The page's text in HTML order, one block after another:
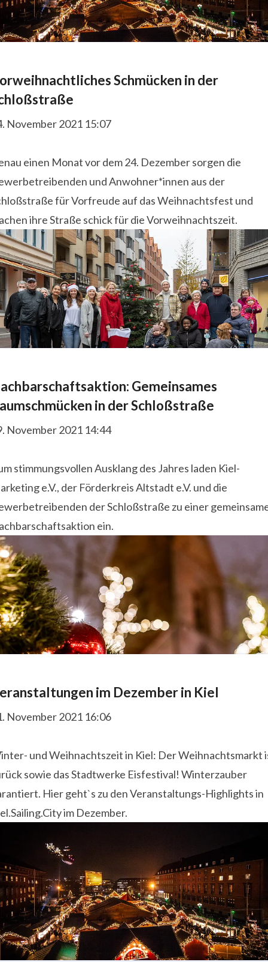
Schmücken in der
November 2021 15:07
einen Monat vor dem 24. Dezember sorgen die
und Anwohner*innen aus der
für Vorfreude auf das Weihnachtsfest und
ihre Straße schick für die Vorweihnachtszeit.
Gemeinsames
in der Schloßstraße
November 2021 14:44
stimmungsvollen Ausklang des Jahres laden Kiel-
e.V., der Förderkreis Altstadt e.V. und die
der Schloßstraße zu einer
ein.
im Dezember in Kiel
November 2021 16:06
und Weihnachtszeit in Kiel: Der Weihnachtsmarkt
sowie das Stadtwerke Eisfestival! Winterzauber
Hier geht`s zu den Veranstaltungs-Highlights in
im Dezember.